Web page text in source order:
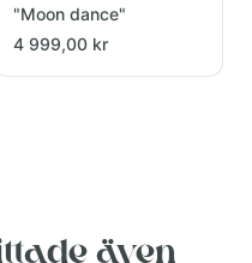
"Moon dance"
4 999,00 kr
även